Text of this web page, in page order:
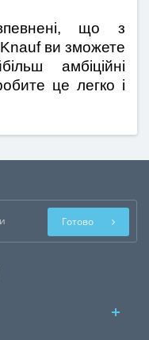
що з
ви зможете
амбіційні
це легко і
Готово